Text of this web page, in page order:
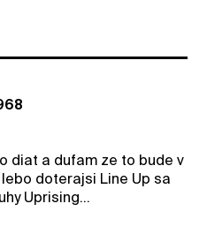
diat a dufam ze to bude v
doterajsi Line Up sa
Uprising...